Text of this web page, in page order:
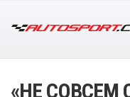
«НЕ СОВСЕМ